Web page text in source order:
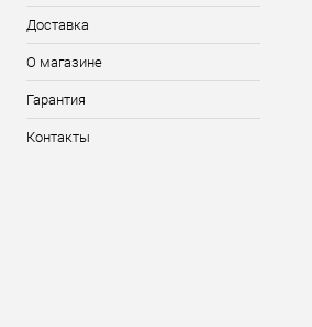
Доставка
О магазине
Гарантия
Контакты